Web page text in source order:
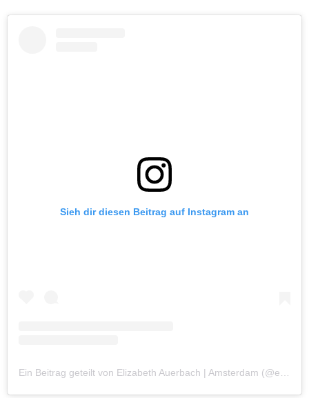
Sieh dir diesen Beitrag auf Instagram an